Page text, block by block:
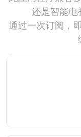
还是智能电
通过一次订阅，